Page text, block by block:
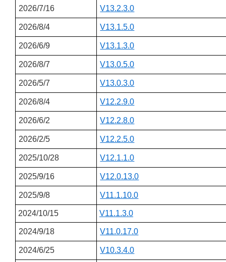
2026/7/16 V13.2.3.0
2026/8/4 V13.1.5.0
2026/6/9 V13.1.3.0
2026/8/7 V13.0.5.0
2026/5/7 V13.0.3.0
2026/8/4 V12.2.9.0
2026/6/2 V12.2.8.0
2026/2/5 V12.2.5.0
2025/10/28 V12.1.1.0
2025/9/16 V12.0.13.0
2025/9/8 V11.1.10.0
2024/10/15 V11.1.3.0
2024/9/18 V11.0.17.0
2024/6/25 V10.3.4.0